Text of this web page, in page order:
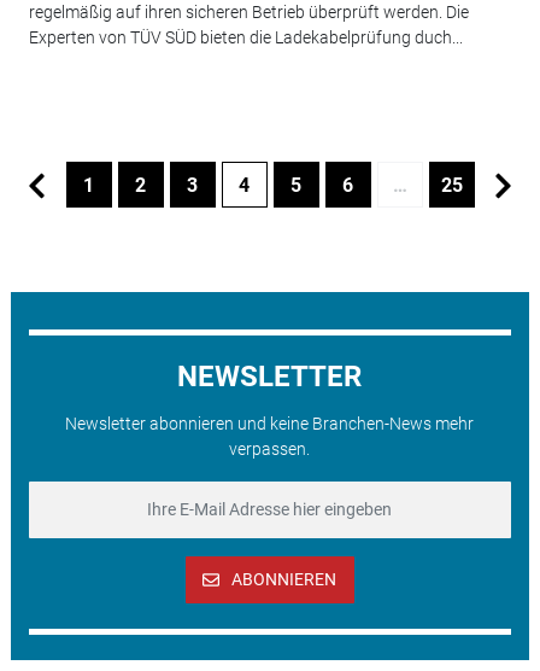
regelmäßig auf ihren sicheren Betrieb überprüft werden. Die
Experten von TÜV SÜD bieten die Ladekabelprüfung duch...
1 2 3 4 5 6 … 25
NEWSLETTER
Newsletter abonnieren und keine Branchen-News mehr
verpassen.
ABONNIEREN